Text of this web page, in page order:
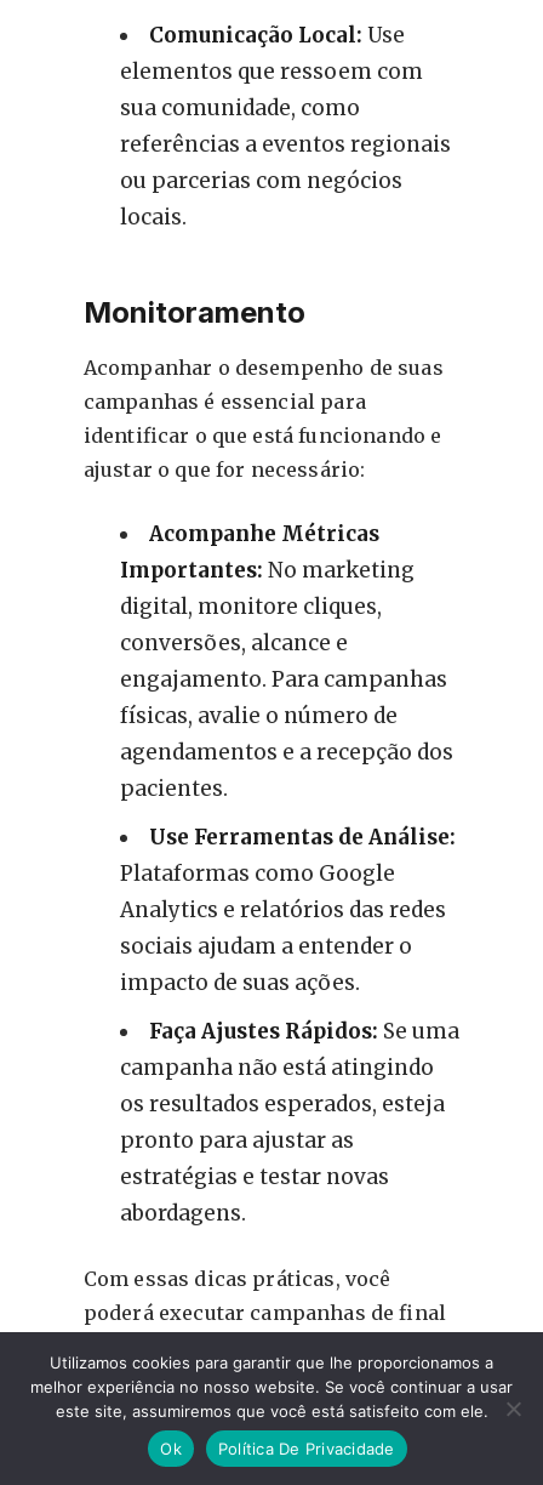
Comunicação Local: Use
elementos que ressoem com
sua comunidade, como
referências a eventos regionais
ou parcerias com negócios
locais.
Monitoramento
Acompanhar o desempenho de suas
campanhas é essencial para
identificar o que está funcionando e
ajustar o que for necessário:
Acompanhe Métricas
Importantes: No marketing
digital, monitore cliques,
conversões, alcance e
engajamento. Para campanhas
físicas, avalie o número de
agendamentos e a recepção dos
pacientes.
Use Ferramentas de Análise:
Plataformas como Google
Analytics e relatórios das redes
sociais ajudam a entender o
impacto de suas ações.
Faça Ajustes Rápidos: Se uma
campanha não está atingindo
os resultados esperados, esteja
pronto para ajustar as
estratégias e testar novas
abordagens.
Com essas dicas práticas, você
poderá executar campanhas de final
estratégica, maximizando o impacto
para o seu consultório odontológico.
O planejamento, a personalização e o
Utilizamos cookies para garantir que lhe proporcionamos a
melhor experiência no nosso website. Se você continuar a usar
este site, assumiremos que você está satisfeito com ele.
Ok
Política De Privacidade